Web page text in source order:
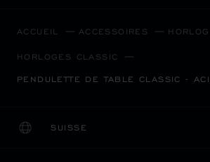
ACCUEIL ACCESSOIRES
HORLOGES CLASSIC
PENDULETTE DE TABLE CLASSIC -
SUISSE
LOCALISATION (CHANGER
CHANGER DE PAYS